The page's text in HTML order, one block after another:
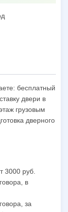
бесплатный
двери в
грузовым
дверного
3000 руб.
в
за